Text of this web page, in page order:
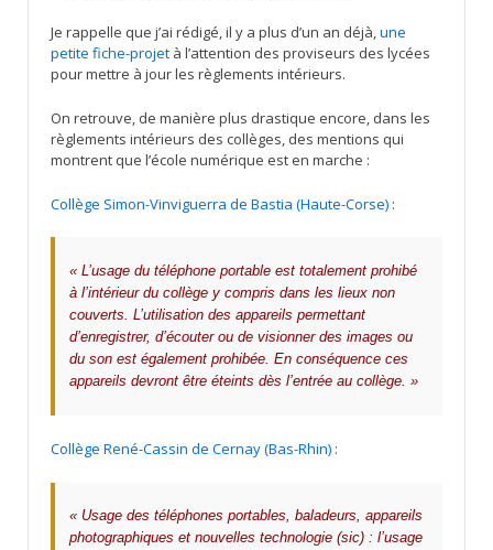
Je rappelle que j’ai rédigé, il y a plus d’un an déjà,une
petite fiche-projet à l’attention des proviseurs des lycées
pour mettre à jour les règlements intérieurs.
On retrouve, de manière plus drastique encore, dans les
règlements intérieurs des collèges, des mentions qui
montrent que l’école numérique est en marche :
Collège Simon-Vinviguerra de Bastia (Haute-Corse) :
« L’usage du téléphone portable est totalement prohibé
à l’intérieur du collège y compris dans les lieux non
couverts. L’utilisation des appareils permettant
d’enregistrer, d’écouter ou de visionner des images ou
du son est également prohibée. En conséquence ces
appareils devront être éteints dès l’entrée au collège. »
Collège René-Cassin de Cernay (Bas-Rhin) :
« Usage des téléphones portables, baladeurs, appareils
photographiques et nouvelles technologie (sic) : l’usage